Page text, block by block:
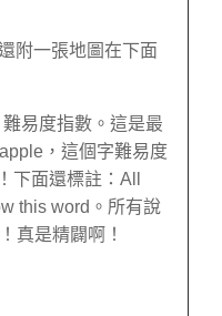
附一張地圖在下面
易度指數。這是最
，這個字難易度
下面還標註：All
this word。所有說
真是精闢啊！